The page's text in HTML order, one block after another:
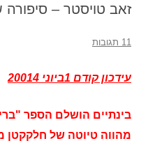
זאב טויסטר –
11 תגובות
עידכון קודם 1ביוני 20014
בינתיים הושלם הספר
מהווה טיוטה של חלקקטן